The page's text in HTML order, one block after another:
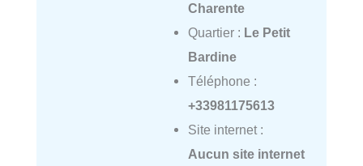
Charente
Quartier : Le Petit
Bardine
Téléphone :
+33981175613
Site internet :
Aucun site internet